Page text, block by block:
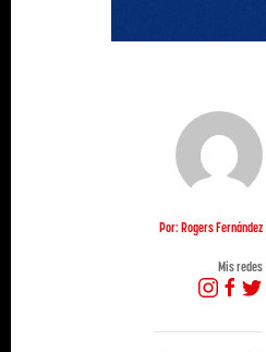
Por: Rogers Fernández
Mis redes